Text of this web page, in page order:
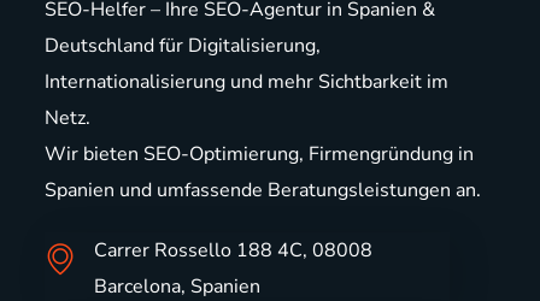
SEO-Helfer – Ihre SEO-Agentur in Spanien &
Deutschland für Digitalisierung,
Internationalisierung und mehr Sichtbarkeit im
Netz.
Wir bieten SEO-Optimierung, Firmengründung in
Spanien und umfassende Beratungsleistungen an.
Carrer Rossello 188 4C, 08008
Barcelona, Spanien